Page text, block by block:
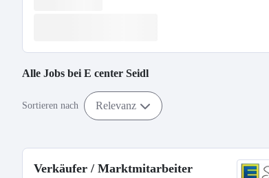
Alle Jobs bei E center Seidl
Sortieren nach Relevanz
Verkäufer / Marktmitarbeiter